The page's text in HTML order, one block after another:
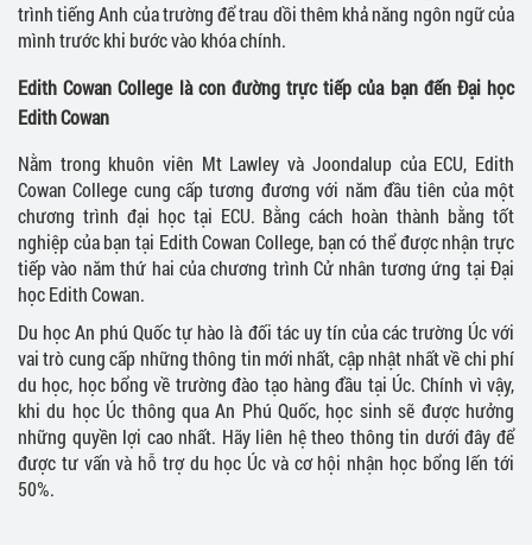
trình tiếng Anh của trường để trau dồi thêm khả năng ngôn ngữ của
mình trước khi bước vào khóa chính.
Edith Cowan College là con đường trực tiếp của bạn đến Đại học
Edith Cowan
Nằm trong khuôn viên Mt Lawley và Joondalup của ECU, Edith
Cowan College cung cấp tương đương với năm đầu tiên của một
chương trình đại học tại ECU. Bằng cách hoàn thành bằng tốt
nghiệp của bạn tại Edith Cowan College, bạn có thể được nhận trực
tiếp vào năm thứ hai của chương trình Cử nhân tương ứng tại Đại
học Edith Cowan.
Du học An phú Quốc tự hào là đối tác uy tín của các trường Úc với
vai trò cung cấp những thông tin mới nhất, cập nhật nhất về chi phí
du học, học bổng về trường đào tạo hàng đầu tại Úc. Chính vì vậy,
khi du học Úc thông qua An Phú Quốc, học sinh sẽ được hưởng
những quyền lợi cao nhất. Hãy liên hệ theo thông tin dưới đây để
được tư vấn và hỗ trợ du học Úc và cơ hội nhận học bổng lến tới
50%.